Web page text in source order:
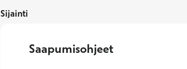
Sijainti
Saapumisohjeet